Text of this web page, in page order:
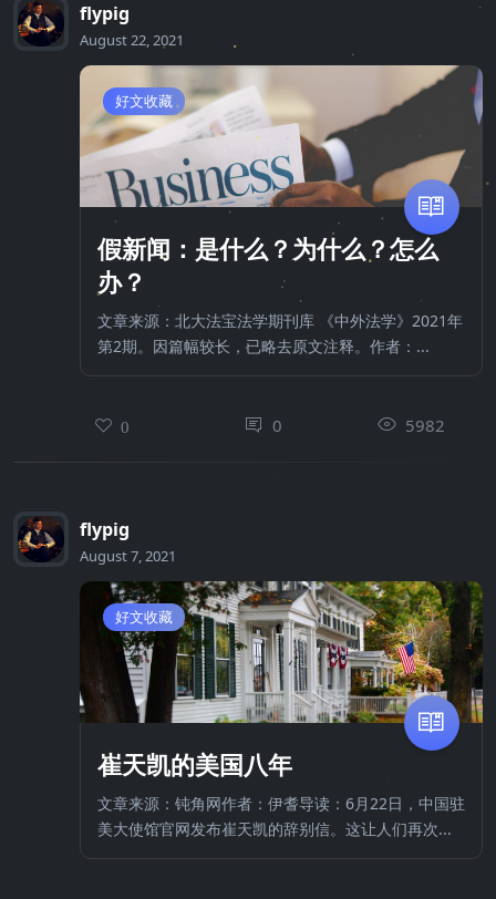
flypig
August 22, 2021
好文收藏
假新闻：是什么？为什么？怎么
办？
文章来源：北大法宝法学期刊库 《中外法学》2021年
第2期。因篇幅较长，已略去原文注释。作者：...
0 0 5982
flypig
August 7, 2021
好文收藏
崔天凯的美国八年
文章来源：钝角网作者：伊耆导读：6月22日，中国驻
美大使馆官网发布崔天凯的辞别信。这让人们再次...